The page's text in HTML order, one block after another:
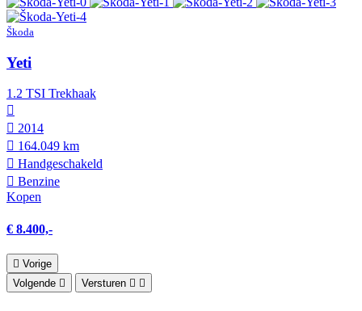
Škoda
Yeti
1.2 TSI Trekhaak
2014
164.049 km
Hand­geschakeld
Benzine
Kopen
€ 8.400,-
Vorige
Volgende
Versturen